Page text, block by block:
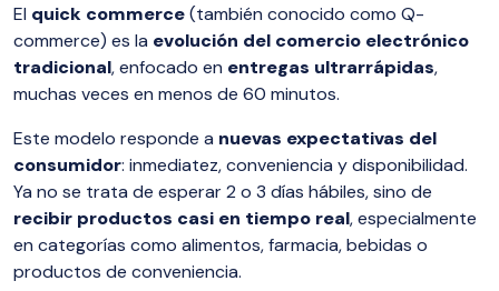
El quick commerce(también conocido como Q-
commerce) es la evolución del comercio electrónico
tradicional, enfocado en entregas ultrarrápidas,
muchas veces en menos de 60 minutos.
Este modelo responde a nuevas expectativas del
consumidor: inmediatez, conveniencia y disponibilidad.
Ya no se trata de esperar 2 o 3 días hábiles, sino de
recibir productos casi en tiempo real, especialmente
en categorías como alimentos, farmacia, bebidas o
productos de conveniencia.